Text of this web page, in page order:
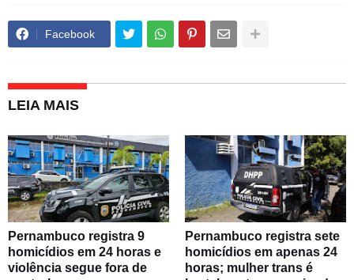
Facebook
LEIA MAIS
Pernambuco registra 9
homicídios em 24 horas e
violência segue fora de
Pernambuco registra sete
homicídios em apenas 24
horas; mulher trans é